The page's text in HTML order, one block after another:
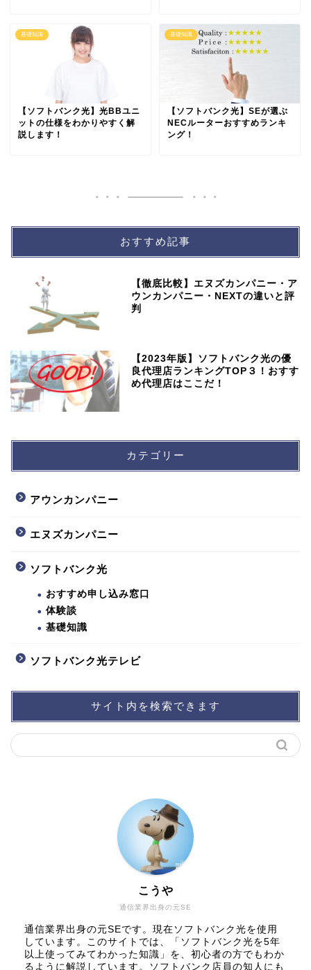
基礎知識
【ソフトバンク光】光BBユニ
ットの仕様をわかりやすく解
説します！
基礎知識
【ソフトバンク光】SEが選ぶ
NECルーターおすすめランキ
ング！
おすすめ記事
【徹底比較】エヌズカンパニー・ア
ウンカンパニー・NEXTの違いと評
判
【2023年版】ソフトバンク光の優
良代理店ランキングTOP３！おすす
め代理店はここだ！
カテゴリー
アウンカンパニー
エヌズカンパニー
ソフトバンク光
おすすめ申し込み窓口
体験談
基礎知識
ソフトバンク光テレビ
サイト内を検索できます
通信業界出身の元SE
こうや
通信業界出身の元SEです。現在ソフトバンク光を使用
しています。このサイトでは、「ソフトバンク光を5年
以上使ってみてわかった知識」を、初心者の方でもわか
るように解説しています。ソフトバンク店員の知人にも